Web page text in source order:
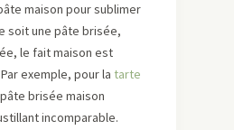
maison pour sublimer
soit une pâte brisée,
le fait maison est
exemple, pour la tarte
brisée maison
incomparable.